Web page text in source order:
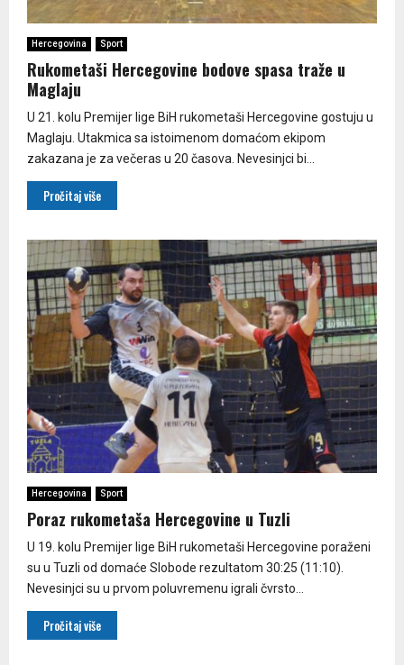
Hercegovina Sport
Rukometaši Hercegovine bodove spasa traže u
Maglaju
U 21. kolu Premijer lige BiH rukometaši Hercegovine gostuju u
Maglaju. Utakmica sa istoimenom domaćom ekipom
zakazana je za večeras u 20 časova. Nevesinjci bi...
Pročitaj više
Hercegovina Sport
Poraz rukometaša Hercegovine u Tuzli
U 19. kolu Premijer lige BiH rukometaši Hercegovine poraženi
su u Tuzli od domaće Slobode rezultatom 30:25 (11:10).
Nevesinjci su u prvom poluvremenu igrali čvrsto...
Pročitaj više